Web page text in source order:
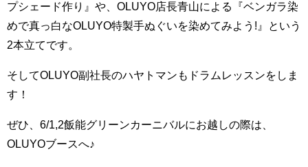
プシェード作り』や、OLUYO店長青山による『ベンガラ染
めで真っ白なOLUYO特製手ぬぐいを染めてみよう!』という
2本立てです。
そしてOLUYO副社長のハヤトマンもドラムレッスンをしま
す！
ぜひ、6/1,2飯能グリーンカーニバルにお越しの際は、
OLUYOブースへ♪